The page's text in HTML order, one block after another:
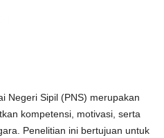
Negeri Sipil (PNS) merupakan
kompetensi, motivasi, serta
Penelitian ini bertujuan untuk